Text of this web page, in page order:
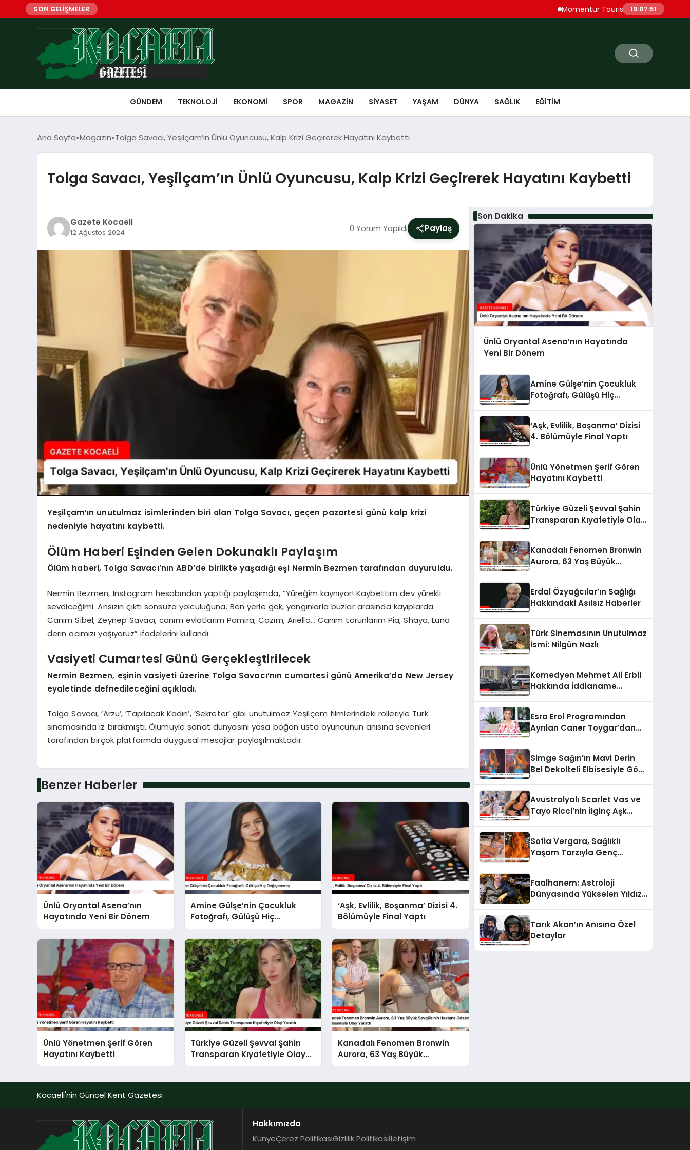
SON GELİŞMELER Momentur Tourism & Travel, Dubai
19:07:52
GÜNDEM TEKNOLOJI EKONOMI SPOR MAGAZIN SIYASET YAŞAM DÜNYA SAĞLIK EĞITIM
Ana Sayfa Magazin Tolga Savacı, Yeşilçam’ın Ünlü Oyuncusu, Kalp Krizi Geçirerek Hayatını Kaybetti
Tolga Savacı, Yeşilçam’ın Ünlü Oyuncusu, Kalp Krizi Geçirerek Hayatını Kaybetti
Gazete Kocaeli
12 Ağustos 2024 0 Yorum Yapıldı Paylaş
Yeşilçam’ın unutulmaz isimlerinden biri olan Tolga Savacı, geçen pazartesi günü kalp krizi
nedeniyle hayatını kaybetti.
Ölüm Haberi Eşinden Gelen Dokunaklı Paylaşım
Ölüm haberi, Tolga Savacı’nın ABD’de birlikte yaşadığı eşi Nermin Bezmen tarafından duyuruldu.
Nermin Bezmen, Instagram hesabından yaptığı paylaşımda, “Yüreğim kaynıyor! Kaybettim dev yürekli
sevdiceğimi. Ansızın çıktı sonsuza yolculuğuna. Ben yerle gök, yangınlarla buzlar arasında kayıplarda.
Canım Sibel, Zeynep Savacı, canım evlatlarım Pamira, Cazım, Ariella… Canım torunlarım Pia, Shaya, Luna
derin acımızı yaşıyoruz” ifadelerini kullandı.
Vasiyeti Cumartesi Günü Gerçekleştirilecek
Nermin Bezmen, eşinin vasiyeti üzerine Tolga Savacı’nın cumartesi günü Amerika’da New Jersey
eyaletinde defnedileceğini açıkladı.
Tolga Savacı, ‘Arzu’, ‘Tapılacak Kadın’, ‘Sekreter’ gibi unutulmaz Yeşilçam filmlerindeki rolleriyle Türk
sinemasında iz bırakmıştı. Ölümüyle sanat dünyasını yasa boğan usta oyuncunun anısına sevenleri
tarafından birçok platformda duygusal mesajlar paylaşılmaktadır.
Benzer Haberler
Ünlü Oryantal Asena’nın
Hayatında Yeni Bir Dönem
Amine Gülşe’nin Çocukluk
Fotoğrafı, Gülüşü Hiç
Değişmemiş
‘Aşk, Evlilik, Boşanma’ Dizisi 4.
Bölümüyle Final Yaptı
Ünlü Yönetmen Şerif Gören
Hayatını Kaybetti
Türkiye Güzeli Şevval Şahin
Transparan Kıyafetiyle Olay
Yarattı
Kanadalı Fenomen Bronwin
Aurora, 63 Yaş Büyük
Sevgilisinin Hastane
Son Dakika
Ünlü Oryantal Asena’nın Hayatında
Yeni Bir Dönem
Amine Gülşe’nin Çocukluk
Fotoğrafı, Gülüşü Hiç
‘Aşk, Evlilik, Boşanma’ Dizisi
4. Bölümüyle Final Yaptı
Ünlü Yönetmen Şerif Gören
Hayatını Kaybetti
Türkiye Güzeli Şevval Şahin
Transparan Kıyafetiyle Olay
Kanadalı Fenomen Bronwin
Aurora, 63 Yaş Büyük
Paylaşımıyla Olay Yarattı
Erdal Özyağcılar’ın Sağlığı
Hakkındaki Asılsız Haberler
Türk Sinemasının Unutulmaz
İsmi: Nilgün Nazlı
Komedyen Mehmet Ali Erbil
Hakkında İddianame
Esra Erol Programından
Ayrılan Caner Toygar’dan
Simge Sağın’ın Mavi Derin
Bel Dekolteli Elbisesiyle Göz
Avustralyalı Scarlet Vas ve
Tayo Ricci’nin İlginç Aşk
Sofia Vergara, Sağlıklı
Yaşam Tarzıyla Genç
Faalhanem: Astroloji
Dünyasında Yükselen Yıldız
Tarık Akan’ın Anısına Özel
Detaylar
Kocaeli'nin Güncel Kent Gazetesi
Hakkımızda
KünyeÇerez PolitikasıGizlilik Politikasıİletişim